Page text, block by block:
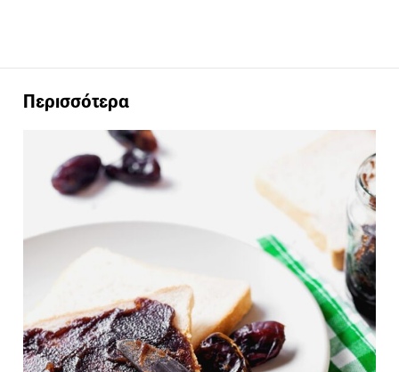
Περισσότερα